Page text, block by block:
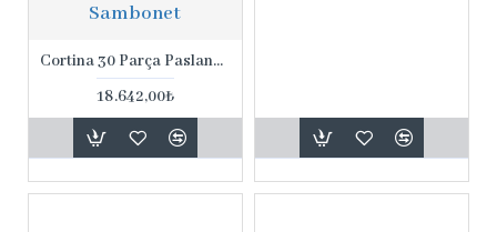
Sambonet
Cortina 30 Parça Paslanmaz Çelik Set
18.642,00₺